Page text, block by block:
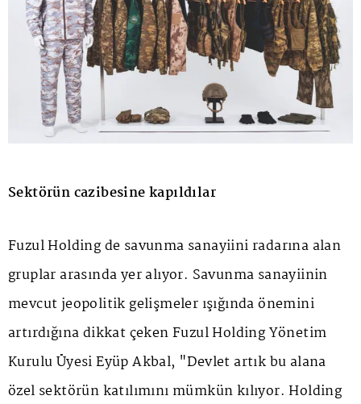
Sektörün cazibesine kapıldılar
Fuzul Holding de savunma sanayiini radarına alan
gruplar arasında yer alıyor. Savunma sanayiinin
mevcut jeopolitik gelişmeler ışığında önemini
artırdığına dikkat çeken Fuzul Holding Yönetim
Kurulu Üyesi Eyüp Akbal, "Devlet artık bu alana
özel sektörün katılımını mümkün kılıyor. Holding